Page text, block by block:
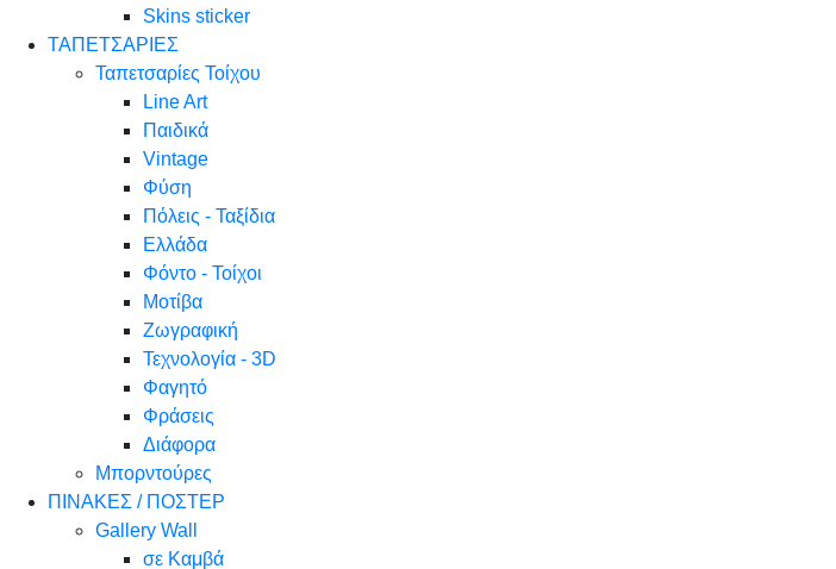
Skins sticker
ΤΑΠΕΤΣΑΡΙΕΣ
Ταπετσαρίες Τοίχου
Line Art
Παιδικά
Vintage
Φύση
Πόλεις - Ταξίδια
Ελλάδα
Φόντο - Τοίχοι
Μοτίβα
Ζωγραφική
Τεχνολογία - 3D
Φαγητό
Φράσεις
Διάφορα
Μπορντούρες
ΠΙΝΑΚΕΣ / ΠΟΣΤΕΡ
Gallery Wall
σε Καμβά